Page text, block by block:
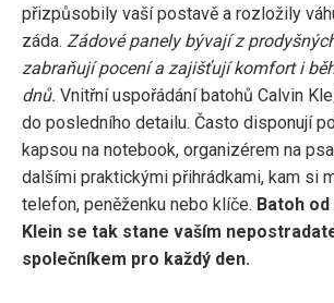
přizpůsobily vaší postavě a rozložily
záda. Zádové panely bývají z
zabraňují pocení a zajišťují komfort i
dnů. Vnitřní uspořádání batohů Calvin
do posledního detailu. Často disponují
kapsou na notebook, organizérem na
dalšími praktickými přihrádkami, kam si
telefon, peněženku nebo klíče. Batoh
Klein se tak stane vaším
společníkem pro každý den.